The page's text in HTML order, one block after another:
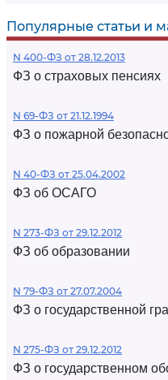
Популярные статьи и
N 400-ФЗ от 28.12.2013
ФЗ о страховых пенсиях
N 69-ФЗ от 21.12.1994
ФЗ о пожарной
N 40-ФЗ от 25.04.2002
ФЗ об ОСАГО
N 273-ФЗ от 29.12.2012
ФЗ об образовании
N 79-ФЗ от 27.07.2004
ФЗ о государственной
N 275-ФЗ от 29.12.2012
ФЗ о государственном